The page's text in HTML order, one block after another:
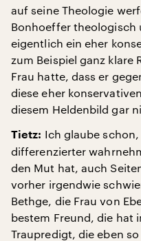
auf seine Theologie
Bonhoeffer theologisch
eigentlich ein eher
zum Beispiel ganz klare
Frau hatte, dass er
diese eher
diesem Heldenbild gar
Tietz: Ich glaube
differenzierter
den Mut hat, auch
vorher irgendwie
Bethge, die Frau von
bestem Freund, die hat
Traupredigt, die eben